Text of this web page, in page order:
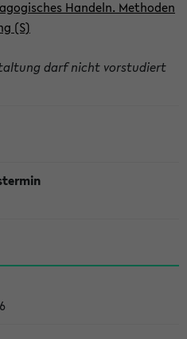
Handeln. Methoden
(S)
darf nicht vorstudiert